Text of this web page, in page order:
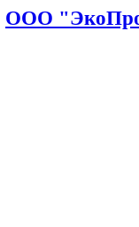
ООО